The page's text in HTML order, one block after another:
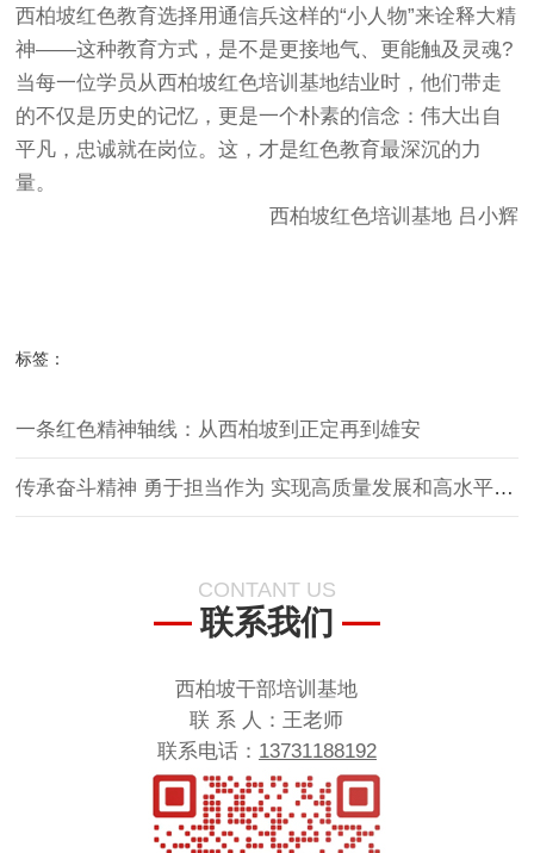
西柏坡红色教育选择用通信兵这样的“小人物”来诠释大精
神——这种教育方式，是不是更接地气、更能触及灵魂?
当每一位学员从西柏坡红色培训基地结业时，他们带走
的不仅是历史的记忆，更是一个朴素的信念：伟大出自
平凡，忠诚就在岗位。这，才是红色教育最深沉的力
量。
西柏坡红色培训基地吕小辉
标签：
一条红色精神轴线：从西柏坡到正定再到雄安
传承奋斗精神 勇于担当作为 实现高质量发展和高水平安全良性互动
CONTANT US
联系我们
西柏坡干部培训基地
联 系 人：王老师
联系电话： 13731188192